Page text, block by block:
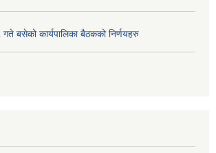
बसेको कार्यपालिका बैठकको निर्णयहरु